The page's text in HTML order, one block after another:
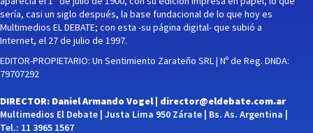
sería, casi un siglo después, la base fundacional de lo que hoy es
Multimedios EL DEBATE; con esta -su página digital- que subió a
Internet, el 27 de julio de 1997.
EDITOR-PROPIETARIO: Un Sentimiento Zarateño SRL | Nº de Reg. DNDA:
79707292
DIRECTOR: Daniel Armando Vogel | director@eldebate.com.ar
Multimedios El Debate | Justa Lima 950 Zárate | Bs. As. Argentina |
Tel.: 11 3965 1567